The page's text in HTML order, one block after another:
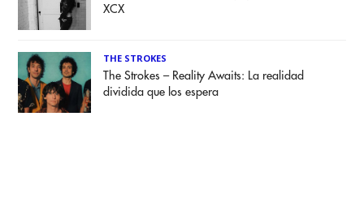
XCX
THE STROKES
The Strokes – Reality Awaits: La realidad
dividida que los espera